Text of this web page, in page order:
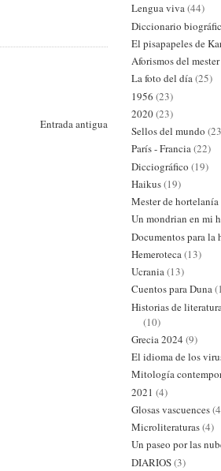
Entrada antigua
Lengua viva(44)
Diccionario
El pisapapeles de
Aforismos del mester
La foto del día(25)
1956 (23)
2020(23)
Sellos del mundo
París - Francia(22)
Dicciográfico (19)
Haikus(19)
Mester de hortelanía
Un mondrian en mi
Documentos para la
Hemeroteca(13)
Ucrania(13)
Cuentos para Duna
Historias de
(10)
Grecia 2024 (9)
El idioma de los
Mitología
2021 (4)
Glosas vascuences
Microliteraturas(4)
Un paseo por las
DIARIOS(3)